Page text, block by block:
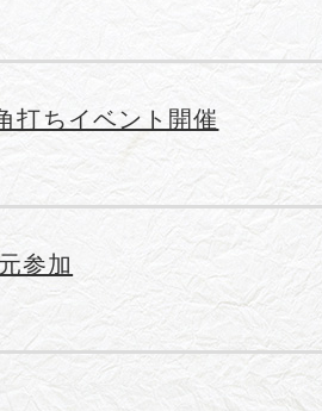
打ちイベント開催
参加